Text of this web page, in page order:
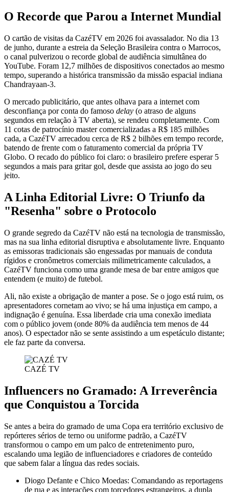
O Recorde que Parou a Internet Mundial
O cartão de visitas da CazéTV em 2026 foi avassalador. No dia 13
de junho, durante a estreia da Seleção Brasileira contra o Marrocos,
o canal pulverizou o recorde global de audiência simultânea do
YouTube. Foram 12,7 milhões de dispositivos conectados ao mesmo
tempo, superando a histórica transmissão da missão espacial indiana
Chandrayaan-3.
O mercado publicitário, que antes olhava para a internet com
desconfiança por conta do famoso delay (o atraso de alguns
segundos em relação à TV aberta), se rendeu completamente. Com
11 cotas de patrocínio master comercializadas a R$ 185 milhões
cada, a CazéTV arrecadou cerca de R$ 2 bilhões em tempo recorde,
batendo de frente com o faturamento comercial da própria TV
Globo. O recado do público foi claro: o brasileiro prefere esperar 5
segundos a mais para gritar gol, desde que assista ao jogo do seu
jeito.
A Linha Editorial Livre: O Triunfo da
"Resenha" sobre o Protocolo
O grande segredo da CazéTV não está na tecnologia de transmissão,
mas na sua linha editorial disruptiva e absolutamente livre. Enquanto
as emissoras tradicionais são engessadas por manuais de conduta
rígidos e cronômetros comerciais milimetricamente calculados, a
CazéTV funciona como uma grande mesa de bar entre amigos que
entendem (e muito) de futebol.
Ali, não existe a obrigação de manter a pose. Se o jogo está ruim, os
apresentadores cornetam ao vivo; se há uma injustiça em campo, a
indignação é genuína. Essa liberdade cria uma conexão imediata
com o público jovem (onde 80% da audiência tem menos de 44
anos). O espectador não se sente assistindo a um espetáculo distante;
ele faz parte da conversa.
CAZÉ TV
Influencers no Gramado: A Irreverência
que Conquistou a Torcida
Se antes a beira do gramado de uma Copa era território exclusivo de
repórteres sérios de terno ou uniforme padrão, a CazéTV
transformou o campo em um palco de entretenimento puro,
escalando uma legião de influenciadores e criadores de conteúdo
que sabem falar a língua das redes sociais.
Diogo Defante e Chico Moedas: Comandando as reportagens
de rua e as interações com torcedores estrangeiros, a dupla